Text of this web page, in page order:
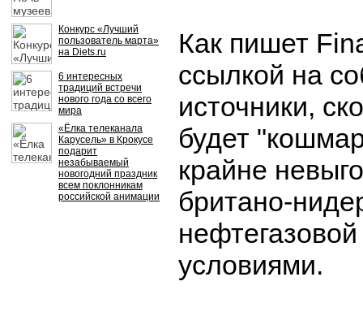
Конкурс «Лучший
пользователь марта»
на Diets.ru
6 интересных
традиций встречи
нового года со всего
мира
«Ёлка телеканала
Карусель» в Крокусе
подарит
незабываемый
новогодний праздник
всем поклонникам
российской анимации
Как пишет
ссылкой на
источники,
будет
крайне
британо-
условиями.